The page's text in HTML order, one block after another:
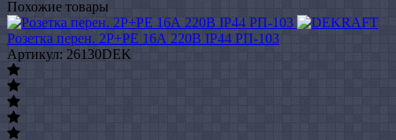
Похожие товары
Розетка перен. 2Р+РЕ 16А 220В IP44 РП-103
Артикул: 26130DEK